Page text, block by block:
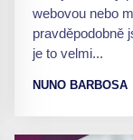
webovou nebo
pravděpodobně
je to velmi...
NUNO BARBOSA